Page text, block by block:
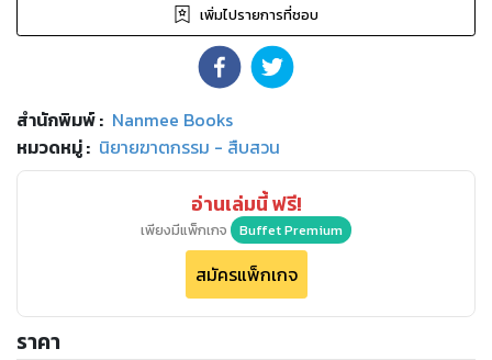
เพิ่มไปรายการที่ชอบ
สำนักพิมพ์: Nanmee Books
หมวดหมู่: นิยายฆาตกรรม - สืบสวน
อ่านเล่มนี้ ฟรี!
เพียงมีแพ็กเกจ Buffet Premium
สมัครแพ็กเกจ
ราคา